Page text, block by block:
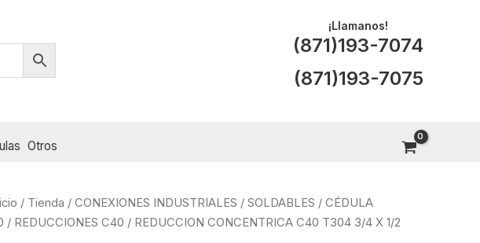
¡Llamanos!
(871)193-7074
(871)193-7075
Otros
/ Tienda / CONEXIONES INDUSTRIALES / SOLDABLES / CÉDULA
/ REDUCCIONES C40 / REDUCCION CONCENTRICA C40 T304 3/4 X 1/2